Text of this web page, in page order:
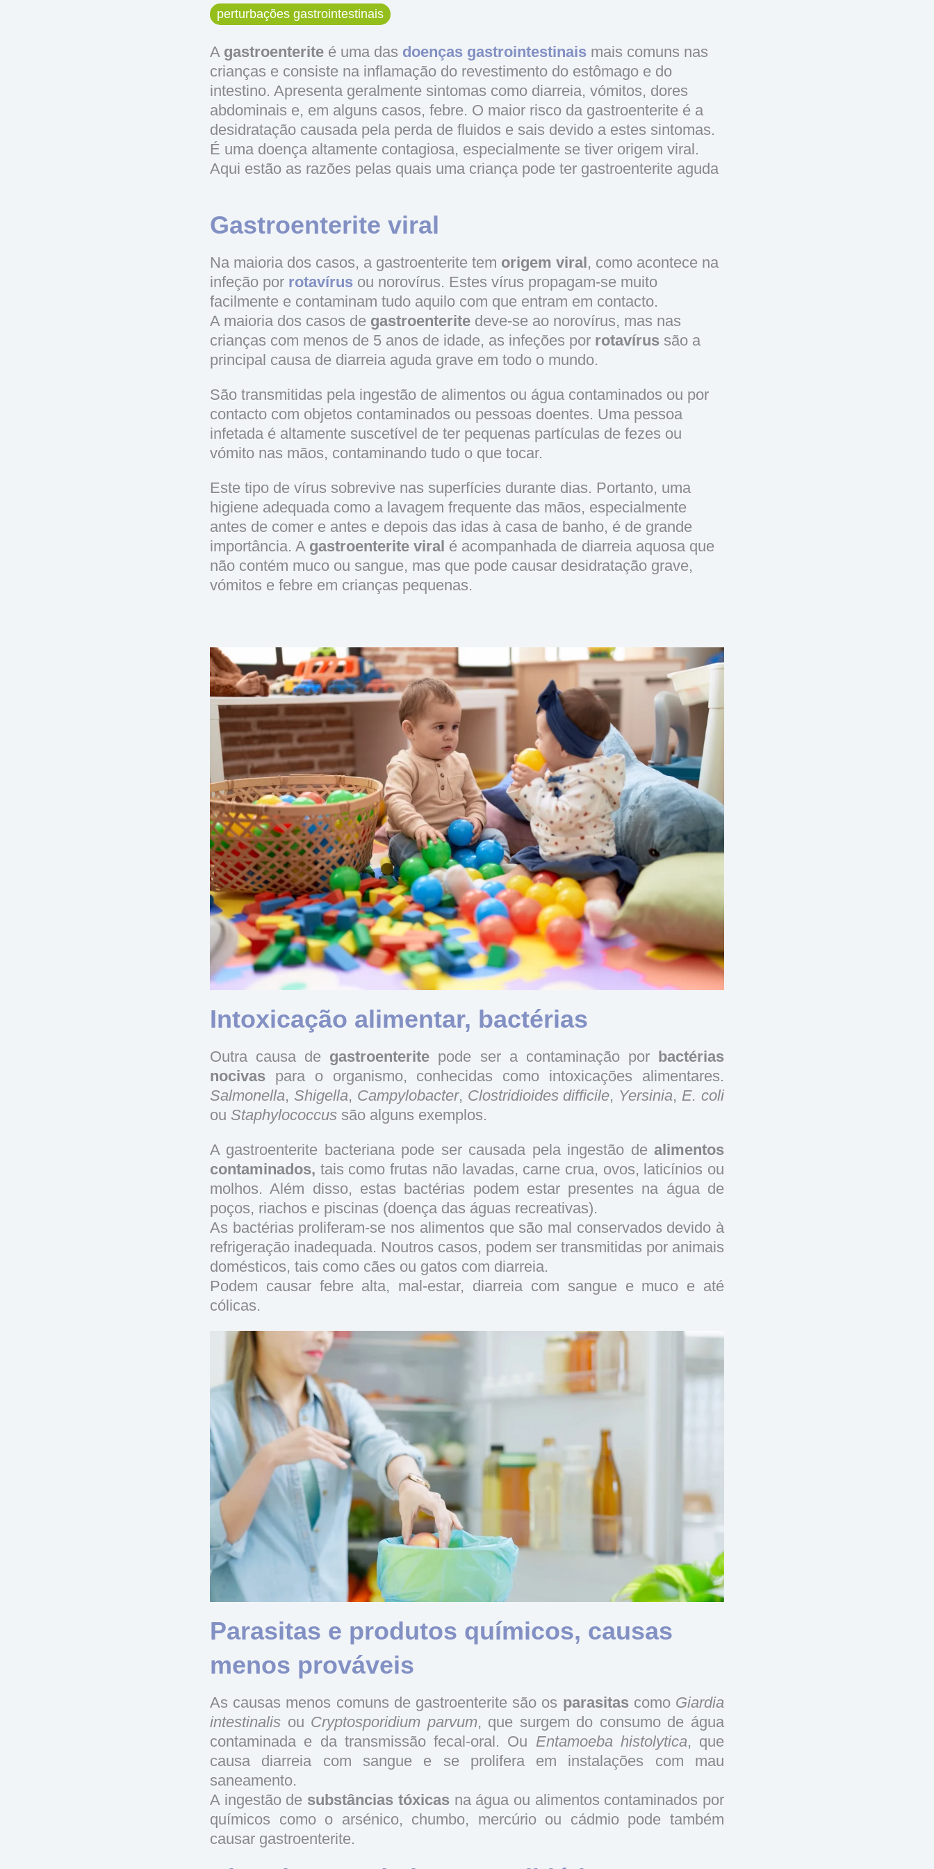
perturbações gastrointestinais
A gastroenterite é uma das doenças gastrointestinais mais comuns nas
crianças e consiste na inflamação do revestimento do estômago e do
intestino. Apresenta geralmente sintomas como diarreia, vómitos, dores
abdominais e, em alguns casos, febre. O maior risco da gastroenterite é a
desidratação causada pela perda de fluidos e sais devido a estes sintomas.
É uma doença altamente contagiosa, especialmente se tiver origem viral.
Aqui estão as razões pelas quais uma criança pode ter gastroenterite aguda
Gastroenterite viral
Na maioria dos casos, a gastroenterite tem origem viral, como acontece na
infeção por rotavírus ou norovírus. Estes vírus propagam-se muito
facilmente e contaminam tudo aquilo com que entram em contacto.
A maioria dos casos de gastroenterite deve-se ao norovírus, mas nas
crianças com menos de 5 anos de idade, as infeções por rotavírus são a
principal causa de diarreia aguda grave em todo o mundo.
São transmitidas pela ingestão de alimentos ou água contaminados ou por
contacto com objetos contaminados ou pessoas doentes. Uma pessoa
infetada é altamente suscetível de ter pequenas partículas de fezes ou
vómito nas mãos, contaminando tudo o que tocar.
Este tipo de vírus sobrevive nas superfícies durante dias. Portanto, uma
higiene adequada como a lavagem frequente das mãos, especialmente
antes de comer e antes e depois das idas à casa de banho, é de grande
importância. A gastroenterite viral é acompanhada de diarreia aquosa que
não contém muco ou sangue, mas que pode causar desidratação grave,
vómitos e febre em crianças pequenas.
Intoxicação alimentar, bactérias
Outra causa de gastroenterite pode ser a contaminação por bactérias
nocivas para o organismo, conhecidas como intoxicações alimentares.
Salmonella, Shigella, Campylobacter, Clostridioides difficile, Yersinia,E. coli
ou Staphylococcus são alguns exemplos.
A gastroenterite bacteriana pode ser causada pela ingestão de alimentos
contaminados, tais como frutas não lavadas, carne crua, ovos, laticínios ou
molhos. Além disso, estas bactérias podem estar presentes na água de
poços, riachos e piscinas (doença das águas recreativas).
As bactérias proliferam-se nos alimentos que são mal conservados devido à
refrigeração inadequada. Noutros casos, podem ser transmitidas por animais
domésticos, tais como cães ou gatos com diarreia.
Podem causar febre alta, mal-estar, diarreia com sangue e muco e até
cólicas.
Parasitas e produtos químicos, causas
menos prováveis
As causas menos comuns de gastroenterite são os parasitascomo Giardia
intestinalis ou Cryptosporidium parvum, que surgem do consumo de água
contaminada e da transmissão fecal-oral. Ou Entamoeba histolytica, que
causa diarreia com sangue e se prolifera em instalações com mau
saneamento.
A ingestão de substâncias tóxicasna água ou alimentos contaminados por
químicos como o arsénico, chumbo, mercúrio ou cádmio pode também
causar gastroenterite.